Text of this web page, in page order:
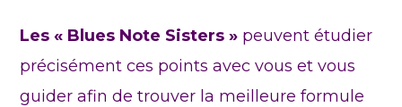
Les « Blues Note Sisters » peuvent étudier
précisément ces points avec vous et vous
guider afin de trouver la meilleure formule